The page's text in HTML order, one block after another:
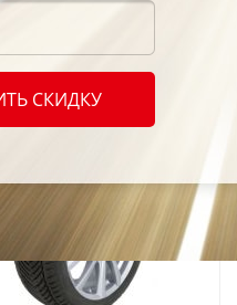
СКИДКУ